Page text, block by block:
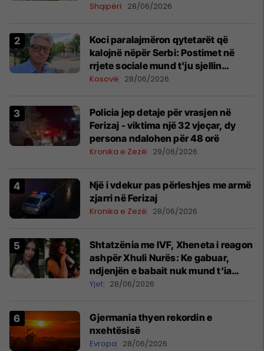
Shqipëri 28/06/2026
Koci paralajmëron qytetarët që
kalojnë nëpër Serbi: Postimet në
rrjete sociale mund t'ju sjellin
probleme
Kosovë 28/06/2026
Policia jep detaje për vrasjen në
Ferizaj - viktima një 32 vjeçar, dy
persona ndalohen për 48 orë
Kronika e Zezë 29/06/2026
Një i vdekur pas përleshjes me armë
zjarri në Ferizaj
Kronika e Zezë 28/06/2026
Shtatzënia me IVF, Xheneta i reagon
ashpër Xhuli Nurës: Ke gabuar,
ndjenjën e babait nuk mund t'ia
plotësosh kurrë
Yjet 28/06/2026
Gjermania thyen rekordin e
nxehtësisë
Evropa 28/06/2026